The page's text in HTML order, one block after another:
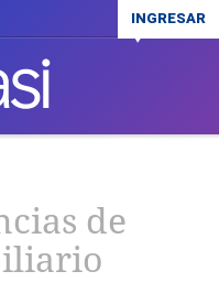
INGRESAR
de